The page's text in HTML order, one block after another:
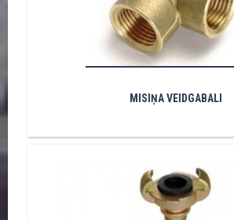
MISIŅA VEIDGABALI